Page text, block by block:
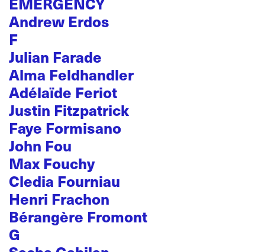
Andrew Erdos
F
Julian Farade
Alma Feldhandler
Adélaïde Feriot
Justin Fitzpatrick
Faye Formisano
John Fou
Max Fouchy
Cledia Fourniau
Henri Frachon
Bérangère Fromont
G